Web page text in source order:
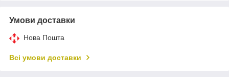
Умови доставки
Нова Пошта
Всі умови доставки